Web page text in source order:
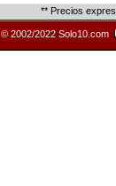
** Precios
© 2002/2022 Solo10.com